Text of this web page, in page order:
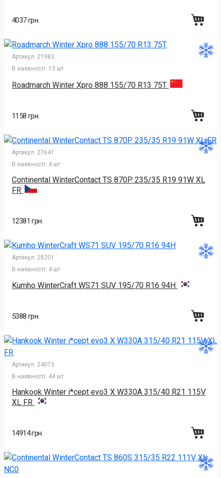
4037 грн.
Артикул: 21983
В наявності: 13 шт
Roadmarch Winter Xpro 888 155/70 R13 75T
1158 грн.
Артикул: 27641
В наявності: 4 шт
Continental WinterContact TS 870P 235/35 R19 91W XL
FR
12381 грн.
Артикул: 28201
В наявності: 4 шт
Kumho WinterCraft WS71 SUV 195/70 R16 94H
5388 грн.
Артикул: 24073
В наявності: 44 шт
Hankook Winter i*cept evo3 X W330A 315/40 R21 115V
XL FR
14914 грн.